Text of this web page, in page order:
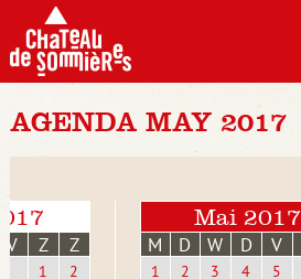
AGENDA MAY 2017
V Z Z
1
2
Mai 2017
M D W D V
1 2 3 4 5